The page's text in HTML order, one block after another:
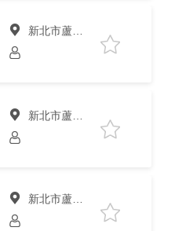
新北市蘆洲區
新北市蘆洲區
新北市蘆洲區